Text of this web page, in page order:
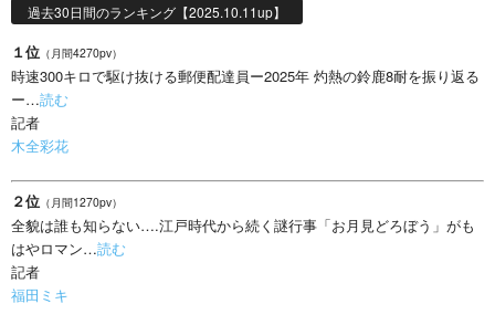
過去30日間のランキング【2025.10.11up】
１位 （月間4270pv）
時速300キロで駆け抜ける郵便配達員ー2025年 灼熱の鈴鹿8耐を振り返る
ー…読む
記者
木全彩花
２位 （月間1270pv）
全貌は誰も知らない….江戸時代から続く謎行事「お月見どろぼう」がも
はやロマン…読む
記者
福田ミキ